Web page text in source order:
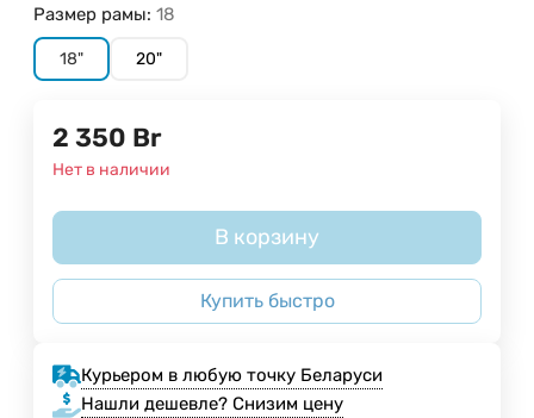
Размер рамы: 18
18" 20"
2 350 Br
Нет в наличии
В корзину
Купить быстро
Курьером в любую точку Беларуси
Нашли дешевле? Снизим цену